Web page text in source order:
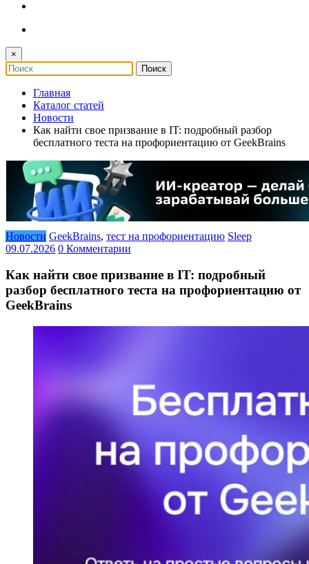
×
Главная
Каталог статей
Новости
Как найти свое призвание в IT: подробный разбор
бесплатного теста на профориентацию от GeekBrains
Новости GeekBrains, тест на профориентацию Sleep
09.07.2026 0 Комментарии
Как найти свое призвание в IT: подробный
разбор бесплатного теста на профориентацию от
GeekBrains